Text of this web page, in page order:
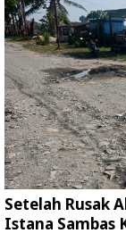
Setelah Rusak
Istana Sambas